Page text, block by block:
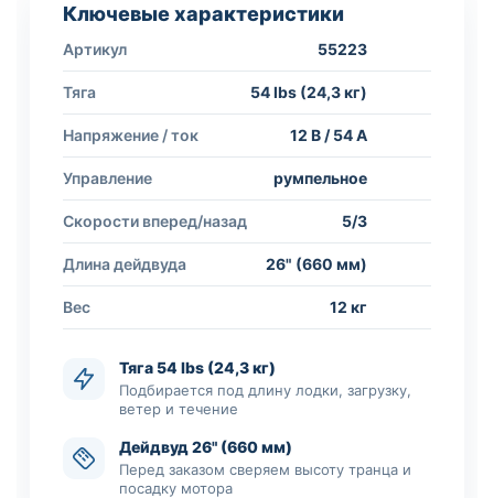
Ключевые характеристики
Артикул 55223
Тяга 54 lbs (24,3 кг)
Напряжение / ток 12 В / 54 А
Управление румпельное
Скорости вперед/назад 5/3
Длина дейдвуда 26" (660 мм)
Вес 12 кг
Тяга 54 lbs (24,3 кг)
Подбирается под длину лодки, загрузку,
ветер и течение
Дейдвуд 26" (660 мм)
Перед заказом сверяем высоту транца и
посадку мотора